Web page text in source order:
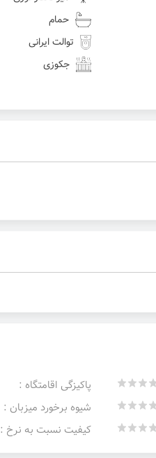
حمام
توالت ایرانی
جکوزی
پاکیزگی اقامتگاه :
شیوه برخورد میزبان :
کیفیت نسبت به نرخ :